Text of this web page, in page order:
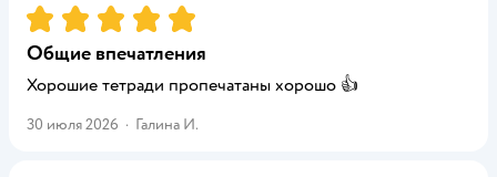
Рейтинг:5
Общие впечатления
Хорошие тетради пропечатаны хорошо 👍
30 июля 2026 · Галина И.